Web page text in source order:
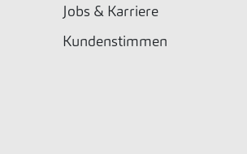
Jobs & Karriere
Kundenstimmen